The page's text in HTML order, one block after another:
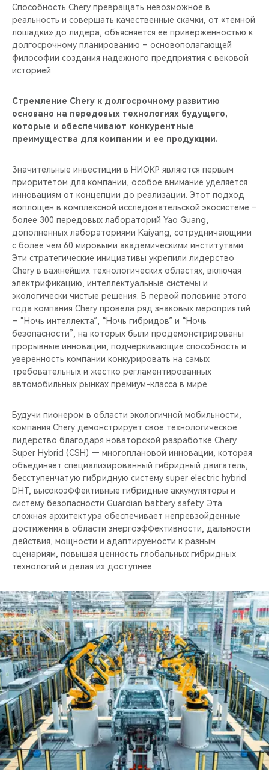
Способность Chery превращать невозможное в
реальность и совершать качественные скачки, от «темной
лошадки» до лидера, объясняется ее приверженностью к
долгосрочному планированию – основополагающей
философии создания надежного предприятия с вековой
историей.
Стремление Chery к долгосрочному развитию
основано на передовых технологиях будущего,
которые и обеспечивают конкурентные
преимущества для компании и ее продукции.
Значительные инвестиции в НИОКР являются первым
приоритетом для компании, особое внимание уделяется
инновациям от концепции до реализации. Этот подход
воплощен в комплексной исследовательской экосистеме –
более 300 передовых лабораторий Yao Guang,
дополненных лабораториями Kaiyang, сотрудничающими
с более чем 60 мировыми академическими институтами.
Эти стратегические инициативы укрепили лидерство
Chery в важнейших технологических областях, включая
электрификацию, интеллектуальные системы и
экологически чистые решения. В первой половине этого
года компания Chery провела ряд знаковых мероприятий
– “Ночь интеллекта”, “Ночь гибридов” и “Ночь
безопасности”, на которых были продемонстрированы
прорывные инновации, подчеркивающие способность и
уверенность компании конкурировать на самых
требовательных и жестко регламентированных
автомобильных рынках премиум-класса в мире.
Будучи пионером в области экологичной мобильности,
компания Chery демонстрирует свое технологическое
лидерство благодаря новаторской разработке Chery
Super Hybrid (CSH) — многоплановой инновации, которая
объединяет специализированный гибридный двигатель,
бесступенчатую гибридную систему super electric hybrid
DHT, высокоэффективные гибридные аккумуляторы и
систему безопасности Guardian battery safety. Эта
сложная архитектура обеспечивает непревзойденные
достижения в области энергоэффективности, дальности
действия, мощности и адаптируемости к разным
сценариям, повышая ценность глобальных гибридных
технологий и делая их доступнее.